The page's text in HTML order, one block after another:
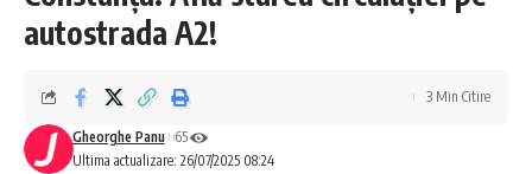
autostrada A2!
Ultima actualizare: 26/07/2025 08:24
Gheorghe Panu 65
3 Min Citire